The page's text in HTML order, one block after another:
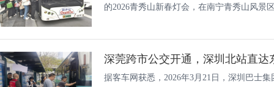
的2026青秀山新春灯会，在南宁青秀山风景
深莞跨市公交开通，深圳北站直达
据客车网获悉，2026年3月21日，深圳巴士